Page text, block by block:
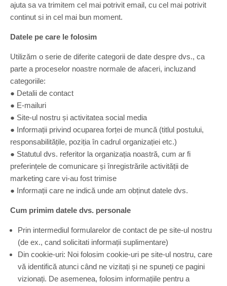
ajuta sa va trimitem cel mai potrivit email, cu cel mai potrivit
continut si in cel mai bun moment.
Datele pe care le folosim
Utilizăm o serie de diferite categorii de date despre dvs., ca
parte a proceselor noastre normale de afaceri, incluzand
categoriile:
● Detalii de contact
● E-mailuri
● Site-ul nostru și activitatea social media
● Informații privind ocuparea forței de muncă (titlul postului,
responsabilitățile, poziția în cadrul organizației etc.)
● Statutul dvs. referitor la organizația noastră, cum ar fi
preferințele de comunicare și înregistrările activității de
marketing care vi-au fost trimise
● Informații care ne indică unde am obținut datele dvs.
Cum primim datele dvs. personale
Prin intermediul formularelor de contact de pe site-ul nostru
(de ex., cand solicitati informații suplimentare)
Din cookie-uri: Noi folosim cookie-uri pe site-ul nostru, care
vă identifică atunci când ne vizitați și ne spuneți ce pagini
vizionați. De asemenea, folosim informațiile pentru a